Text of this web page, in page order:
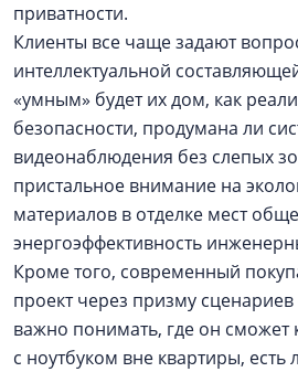
приватности.
Клиенты все чаще задают
интеллектуальной
«умным» будет их дом, как
безопасности, продумана ли
видеонаблюдения без слепых
пристальное внимание на
материалов в отделке мест
энергоэффективность
Кроме того, современный
проект через призму
важно понимать, где он сможет
с ноутбуком вне квартиры, есть